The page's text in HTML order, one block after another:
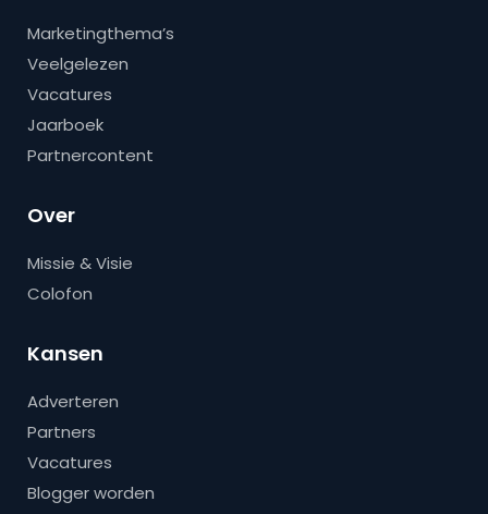
Marketingthema’s
Veelgelezen
Vacatures
Jaarboek
Partnercontent
Over
Missie & Visie
Colofon
Kansen
Adverteren
Partners
Vacatures
Blogger worden